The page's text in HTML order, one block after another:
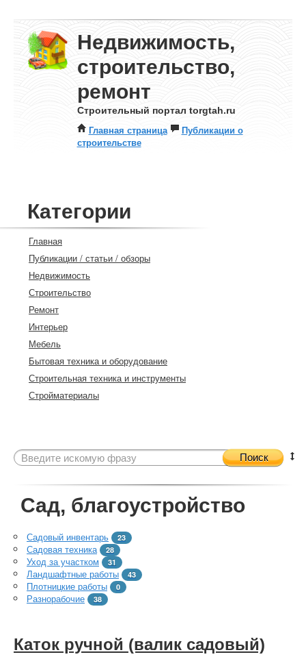
Недвижимость,
строительство,
ремонт
Строительный портал torgtah.ru
Главная страница
Публикации о
строительстве
Категории
Главная
Публикации / статьи / обзоры
Недвижимость
Строительство
Ремонт
Интерьер
Мебель
Бытовая техника и оборудование
Строительная техника и инструменты
Стройматериалы
Поиск
Сад, благоустройство
Садовый инвентарь 23
Садовая техника 28
Уход за участком 31
Ландшафтные работы 43
Плотницкие работы 0
Разнорабочие 38
Каток ручной (валик садовый)